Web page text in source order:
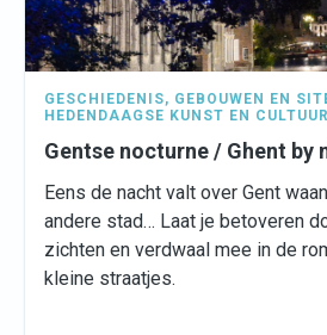
GESCHIEDENIS, GEBOUWEN EN
HEDENDAAGSE KUNST EN CULTUUR
Gentse nocturne / Ghent by
Eens de nacht valt over Gent
andere stad… Laat je betoveren
zichten en verdwaal mee in de
kleine straatjes.